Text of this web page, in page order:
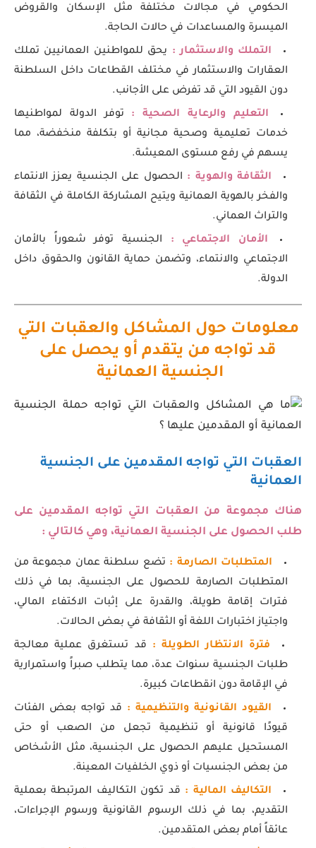
الحكومي في مجالات مختلفة مثل الإسكان والقروض
الميسرة والمساعدات في حالات الحاجة.
التملك والاستثمار : يحق للمواطنين العمانيين تملك
العقارات والاستثمار في مختلف القطاعات داخل السلطنة
دون القيود التي قد تفرض على الأجانب.
التعليم والرعاية الصحية :
توفر الدولة لمواطنيها
خدمات تعليمية وصحية مجانية أو بتكلفة منخفضة، مما
يسهم في رفع مستوى المعيشة.
الثقافة والهوية : الحصول على الجنسية يعزز الانتماء
والفخر بالهوية العمانية ويتيح المشاركة الكاملة في الثقافة
والتراث العماني.
الأمان الاجتماعي :
الجنسية توفر شعوراً بالأمان
الاجتماعي والانتماء، وتضمن حماية القانون والحقوق داخل
الدولة.
معلومات حول المشاكل والعقبات التي
قد تواجه من يتقدم أو يحصل على
الجنسية العمانية
العقبات التي تواجه المقدمين على الجنسية
العمانية
هناك مجموعة من العقبات التي تواجه المقدمين على
طلب الحصول على الجنسية العمانية، وهي كالتالي :
المتطلبات الصارمة : تضع سلطنة عمان مجموعة من
المتطلبات الصارمة للحصول على الجنسية، بما في ذلك
فترات إقامة طويلة، والقدرة على إثبات الاكتفاء المالي،
واجتياز اختبارات اللغة أو الثقافة في بعض الحالات.
فترة الانتظار الطويلة : قد تستغرق عملية معالجة
طلبات الجنسية سنوات عدة، مما يتطلب صبراً واستمرارية
في الإقامة دون انقطاعات كبيرة.
القيود القانونية والتنظيمية : قد تواجه بعض الفئات
قيودًا قانونية أو تنظيمية تجعل من الصعب أو حتى
المستحيل عليهم الحصول على الجنسية، مثل الأشخاص
من بعض الجنسيات أو ذوي الخلفيات المعينة.
التكاليف المالية : قد تكون التكاليف المرتبطة بعملية
التقديم، بما في ذلك الرسوم القانونية ورسوم الإجراءات،
عائقاً أمام بعض المتقدمين.